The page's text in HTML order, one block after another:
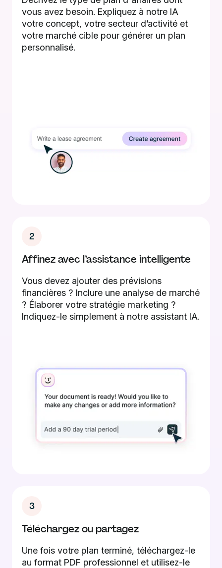
vous avez besoin. Expliquez à notre IA
votre concept, votre secteur d’activité et
votre marché cible pour générer un plan
personnalisé.
2
Affinez avec l’assistance intelligente
Vous devez ajouter des prévisions
financières ? Inclure une analyse de marché
? Élaborer votre stratégie marketing ?
Indiquez-le simplement à notre assistant IA.
3
Téléchargez ou partagez
Une fois votre plan terminé, téléchargez-le
au format PDF professionnel et utilisez-le